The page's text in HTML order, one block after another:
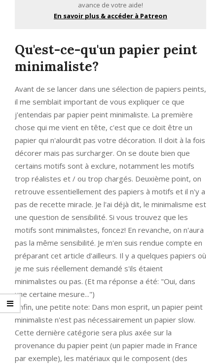
avance de votre aide!
En savoir plus & accéder à Patreon
Qu'est-ce-qu'un papier peint
minimaliste?
Avant de se lancer dans une sélection de papiers peints,
il me semblait important de vous expliquer ce que
j'entendais par papier peint minimaliste. La première
chose qui me vient en tête, c'est que ce doit être un
papier qui n'alourdit pas votre décoration. Il doit à la fois
décorer mais pas surcharger. On se doute bien que
certains motifs sont à exclure, notamment les motifs
trop réalistes et / ou trop chargés. Deuxième point, on
retrouve essentiellement des papiers à motifs et il n'y a
pas de recette miracle. Je l'ai déjà dit, le minimalisme est
une question de sensibilité. Si vous trouvez que les
motifs sont minimalistes, foncez! En revanche, on n'aura
pas la même sensibilité. Je m'en suis rendue compte en
préparant cet article d'ailleurs. Il y a quelques papiers où
je me suis réellement demandé s'ils étaient
minimalistes ou pas. (Et ma réponse a été: "Oui, dans
une certaine mesure...")
Enfin, une petite note: Dans mon esprit, un papier peint
minimaliste n'est pas nécessairement un papier slow.
Cette dernière catégorie sera plus axée sur la
provenance du papier peint (un papier made in France
par exemple), les matériaux qui le composent (des